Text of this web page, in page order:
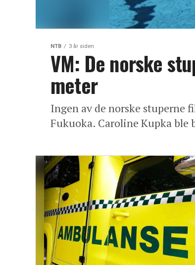
NTB 3 år siden
VM: De norske
meter
Ingen av de norske stuperne
Fukuoka. Caroline Kupka ble